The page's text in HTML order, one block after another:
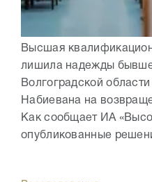
Высшая
лишила надежды
Волгоградской
Набиевана на
Как сообщает ИА
опубликованные